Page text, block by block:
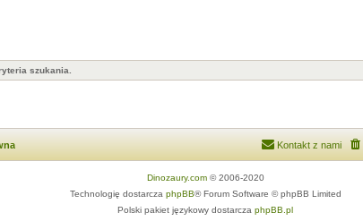
szukania.
Kontakt z nami
Dinozaury.com© 2006-2020
Technologię dostarcza phpBB® Forum Software © phpBB Limited
Polski pakiet językowy dostarcza phpBB.pl